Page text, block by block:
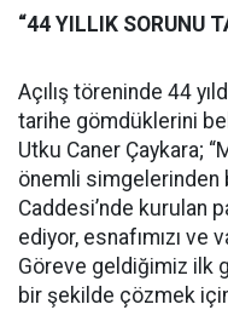
“44 YILLIK SORUNU
Açılış töreninde 44
tarihe gömdüklerini
Utku Caner Çaykara;
önemli simgelerinden
Caddesi’nde kurulan
ediyor, esnafımızı ve
Göreve geldiğimiz ilk
bir şekilde çözmek